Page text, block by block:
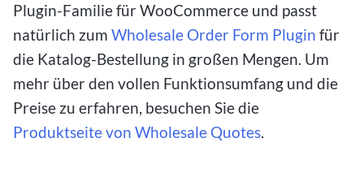
Plugin-Familie für WooCommerce und passt
natürlich zum Wholesale Order Form Plugin für
die Katalog-Bestellung in großen Mengen. Um
mehr über den vollen Funktionsumfang und die
Preise zu erfahren, besuchen Sie die
Produktseite von Wholesale Quotes.